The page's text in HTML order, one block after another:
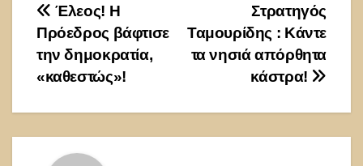
Πλοήγηση
άρθρων
Στρατηγός
Ταμουρίδης : Κάντε
τα νησιά απόρθητα
κάστρα!
Έλεος! Η
Πρόεδρος βάφτισε
την δημοκρατία,
«καθεστώς»!